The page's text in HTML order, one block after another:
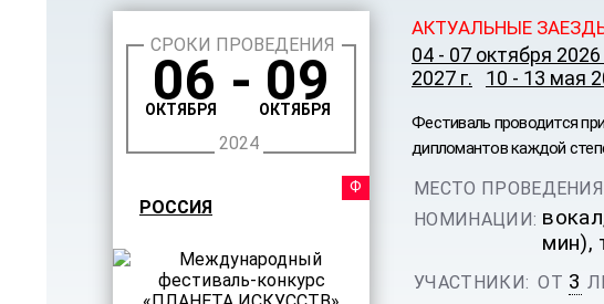
СРОКИ ПРОВЕДЕНИЯ
06 - 09
ОКТЯБРЯ ОКТЯБРЯ
2024
РОССИЯ
АКТУАЛЬНЫЕ
04 - 07 октября 2026
2027 г.
10 - 13 мая
Фестиваль проводится
дипломантов каждой
МЕСТО
НОМИНАЦИИ:
мин),
УЧАСТНИКИ: ОТ 3